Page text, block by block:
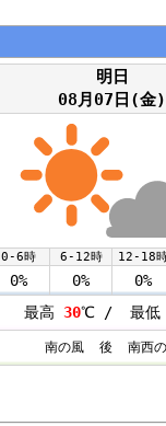
明日
08月07日(金)
0-6時 6-12時 12-18
0% 0% 0%
最高 30℃ / 最低
南の風 後 南西